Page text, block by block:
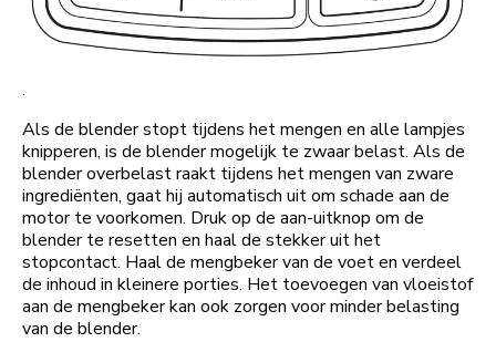
.
Als de blender stopt tijdens het mengen en alle lampjes
knipperen, is de blender mogelijk te zwaar belast. Als de
blender overbelast raakt tijdens het mengen van zware
ingrediënten, gaat hij automatisch uit om schade aan de
motor te voorkomen. Druk op de aan-uitknop om de
blender te resetten en haal de stekker uit het
stopcontact. Haal de mengbeker van de voet en verdeel
de inhoud in kleinere porties. Het toevoegen van vloeistof
aan de mengbeker kan ook zorgen voor minder belasting
van de blender.